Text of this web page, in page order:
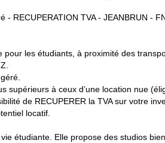
RECUPERATION TVA - JEANBRUN -
les étudiants, à proximité des
supérieurs à ceux d’une location nue
de RECUPERER la TVA sur votre
locatif.
étudiante. Elle propose des studios